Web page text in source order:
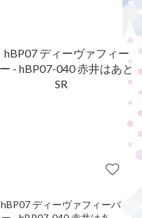
hBP07 ディーヴァフィーバ